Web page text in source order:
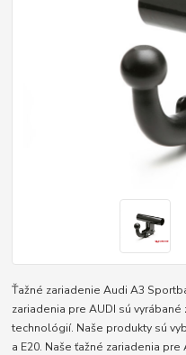
Ťažné zariadenie Audi A3
zariadenia pre AUDI sú
technológií. Naše produkty sú
a E20. Naše ťažné zariadenia